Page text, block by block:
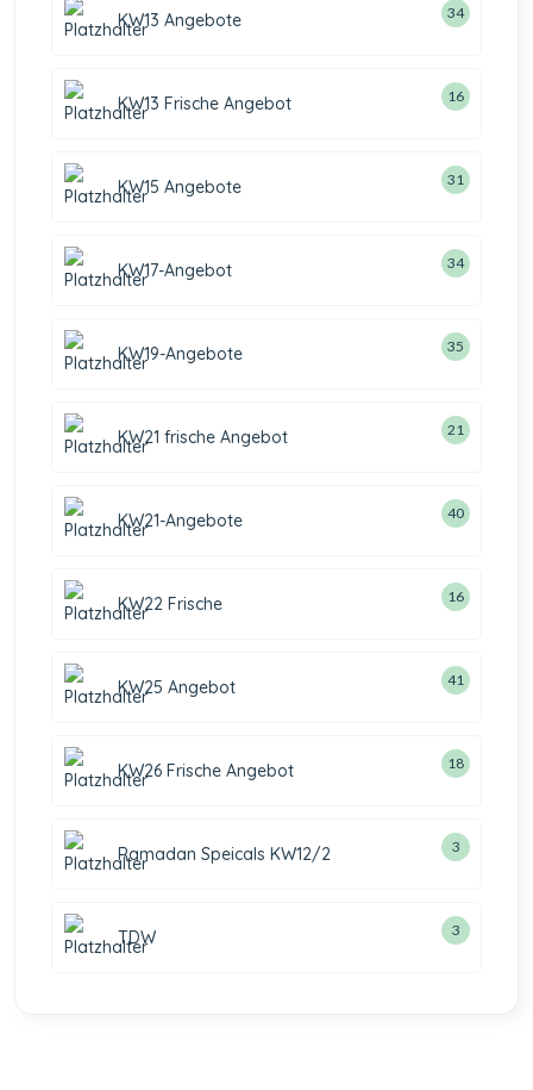
KW13 Angebote 34
KW13 Frische Angebot 16
KW15 Angebote 31
KW17-Angebot 34
KW19-Angebote 35
KW21 frische Angebot 21
KW21-Angebote 40
KW22 Frische 16
KW25 Angebot 41
KW26 Frische Angebot 18
Ramadan Speicals KW12/2 3
TDW 3